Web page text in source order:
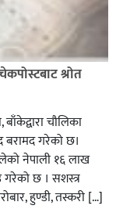
श्रोत
चौलिका
बरामद गरेको छ।
नेपाली १६ लाख
गरेको छ । सशस्त्र
हुण्डी, तस्करी […]